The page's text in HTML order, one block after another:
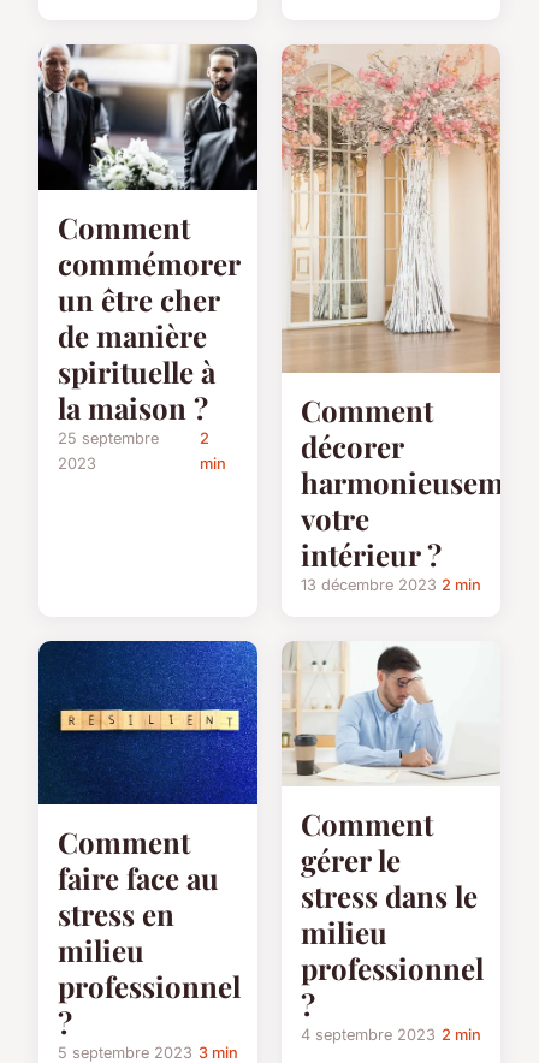
Comment
commémorer
un être cher
de manière
spirituelle à
la maison ?
25 septembre
2023
2
min
Comment
décorer
votre
intérieur ?
13 décembre 2023 2 min
Comment
faire face au
stress en
milieu
professionnel
?
5 septembre 2023 3 min
Comment
gérer le
stress dans le
milieu
professionnel
?
4 septembre 2023 2 min